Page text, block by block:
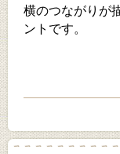
横のつながりが
ントです。